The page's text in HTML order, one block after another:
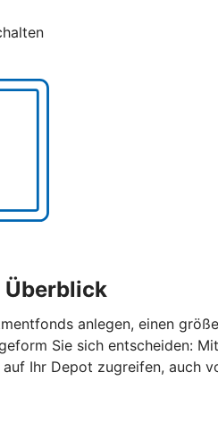
Überblick
anlegen, einen
Sie sich entscheiden:
Ihr Depot zugreifen, auch